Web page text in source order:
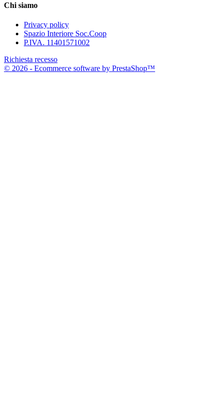
Chi siamo
Privacy policy
Spazio Interiore Soc.Coop
P.IVA. 11401571002
Richiesta recesso
© 2026 - Ecommerce software by PrestaShop™